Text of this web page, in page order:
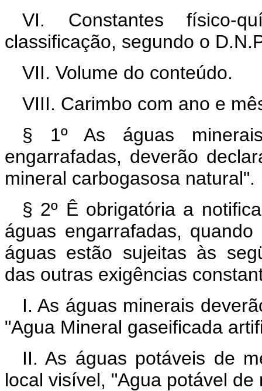
VI. Constantes físico-
classificação, segundo o
VII. Volume do conteúdo.
VIII. Carimbo com ano e
§ 1º As águas
engarrafadas, deverão
mineral carbogasosa natural".
§ 2º Ê obrigatória a
águas engarrafadas,
águas estão sujeitas às
das outras exigências
I. As águas minerais
"Agua Mineral gaseificada
II. As águas potáveis de
local visível, "Agua potável